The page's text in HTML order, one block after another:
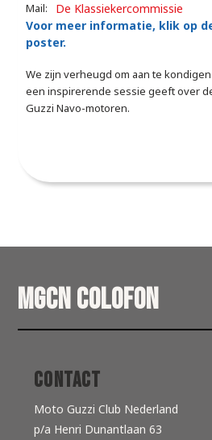
Mail:
De Klassiekercommissie
Voor meer informatie, klik op
poster.
We zijn verheugd om aan te
een inspirerende sessie geeft over
Guzzi Navo-motoren.
MGCN Colofon
Contact
Moto Guzzi Club Nederland
p/a Henri Dunantlaan 63